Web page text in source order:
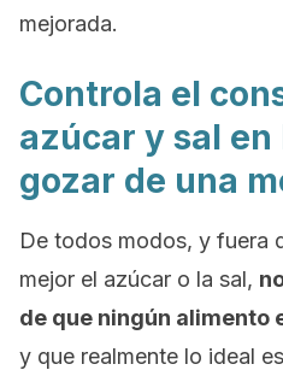
mejorada.
Controla el
azúcar y sal
gozar de una
De todos modos, y fuera
mejor el azúcar o la sal,
de que ningún alimento
y que realmente lo ideal